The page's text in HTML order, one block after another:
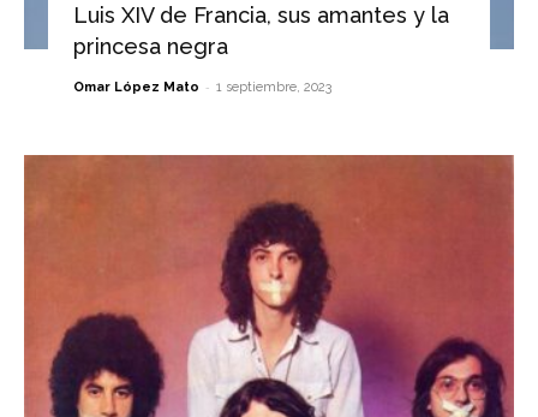
Luis XIV de Francia, sus amantes y la
princesa negra
Omar López Mato - 1 septiembre, 2023